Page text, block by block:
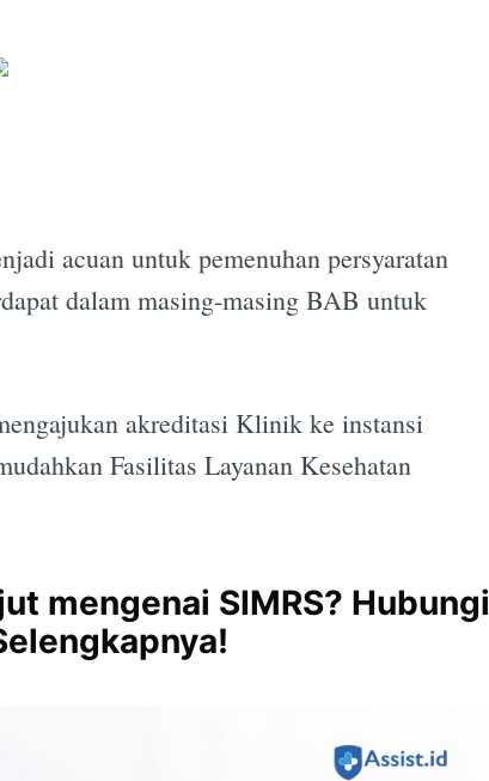
acuan untuk pemenuhan persyaratan
dalam masing-masing BAB untuk
akreditasi Klinik ke instansi
Fasilitas Layanan Kesehatan
mengenai SIMRS? Hubungi